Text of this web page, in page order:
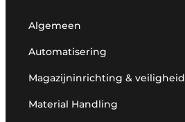
Algemeen
Automatisering
Magazijninrichting & veiligheid
Material Handling